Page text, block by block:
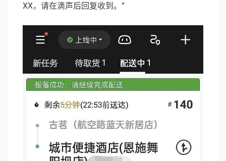
XX，请在滴声后回复收到。”